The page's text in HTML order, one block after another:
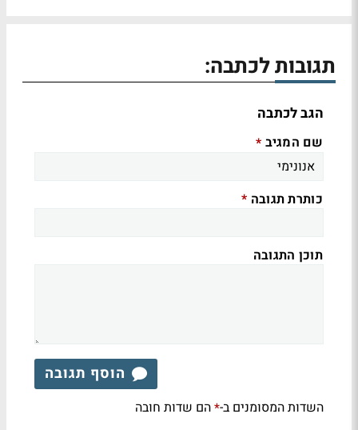
תגובות לכתבה:
הגב לכתבה
שם המגיב *
כותרת תגובה *
תוכן התגובה
הוסף תגובה
השדות המסומנים ב-*הם שדות חובה